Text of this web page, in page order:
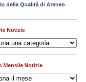
della Qualità di Ateneo
Notizie
Mensile Notizie